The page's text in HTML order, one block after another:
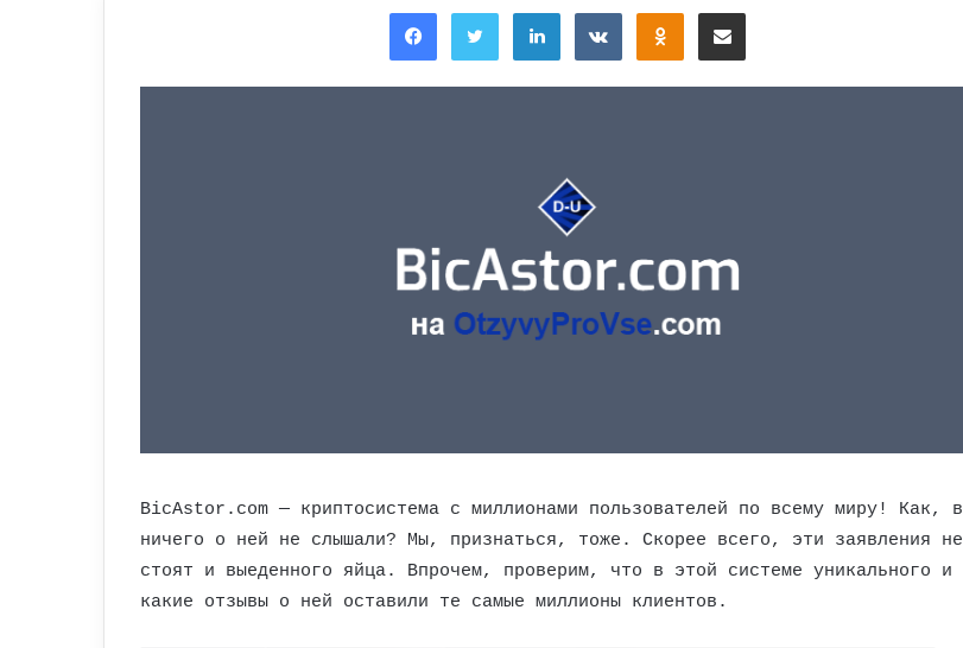
FacebookTwitterLinkedInВконтактеОдноклассники
Поделиться через электронную почту
BicAstor.com — криптосистема с миллионами пользователей по всему миру! Как,
ничего о ней не слышали? Мы, признаться, тоже. Скорее всего, эти заявления не
стоят и выеденного яйца. Впрочем, проверим, что в этой системе уникального и
какие отзывы о ней оставили те самые миллионы клиентов.